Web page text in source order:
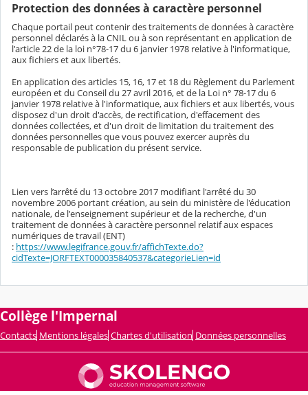
Protection des données à caractère personnel
Chaque portail peut contenir des traitements de données à caractère
personnel déclarés à la CNIL ou à son représentant en application de
l'article 22 de la loi n°78-17 du 6 janvier 1978 relative à l'informatique,
aux fichiers et aux libertés.
En application des articles 15, 16, 17 et 18 du Règlement du Parlement
européen et du Conseil du 27 avril 2016, et de la Loi n° 78-17 du 6
janvier 1978 relative à l'informatique, aux fichiers et aux libertés, vous
disposez d'un droit d'accès, de rectification, d'effacement des
données collectées, et d'un droit de limitation du traitement des
données personnelles que vous pouvez exercer auprès du
responsable de publication du présent service.
Lien vers l’arrêté du 13 octobre 2017 modifiant l'arrêté du 30
novembre 2006 portant création, au sein du ministère de l'éducation
nationale, de l'enseignement supérieur et de la recherche, d'un
traitement de données à caractère personnel relatif aux espaces
numériques de travail (ENT)
: https://www.legifrance.gouv.fr/affichTexte.do?
cidTexte=JORFTEXT000035840537&categorieLien=id
Collège l'Impernal
Contacts Mentions légales Chartes d'utilisation Données personnelles